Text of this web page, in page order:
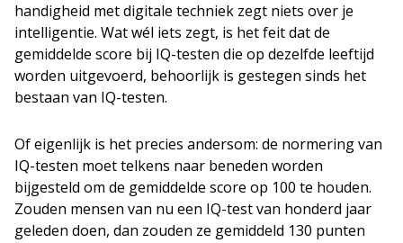
handigheid met digitale techniek zegt niets over je
intelligentie. Wat wél iets zegt, is het feit dat de
gemiddelde score bij IQ-testen die op dezelfde leeftijd
worden uitgevoerd, behoorlijk is gestegen sinds het
bestaan van IQ-testen.
Of eigenlijk is het precies andersom: de normering van
IQ-testen moet telkens naar beneden worden
bijgesteld om de gemiddelde score op 100 te houden.
Zouden mensen van nu een IQ-test van honderd jaar
geleden doen, dan zouden ze gemiddeld 130 punten